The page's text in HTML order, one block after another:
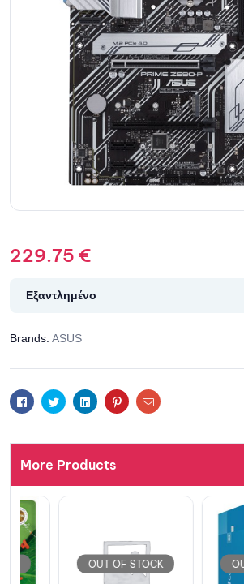
229.75 €
Εξαντλημένο
Brands: ASUS
FacebookTwitterLinkedinPinterestEmail
More Products
OUT OF STOCK OUT OF